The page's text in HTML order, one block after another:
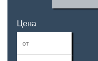
Цена
—